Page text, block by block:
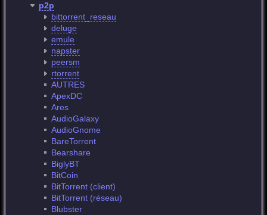
p2p
bittorrent_reseau
deluge
emule
napster
peersm
rtorrent
AUTRES
ApexDC
Ares
AudioGalaxy
AudioGnome
BareTorrent
Bearshare
BiglyBT
BitCoin
BitTorrent (client)
BitTorrent (réseau)
Blubster